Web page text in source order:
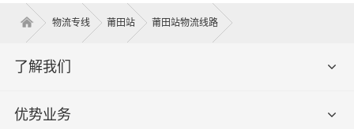
物流专线 莆田站 莆田站物流线路
了解我们
优势业务